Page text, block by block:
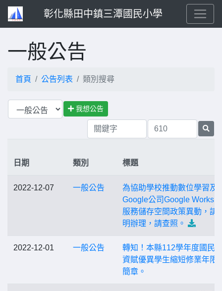
彰化縣田中鎮三潭國民小學
一般公告
首頁 公告列表 類別搜尋
我想公告
日期 類別 標題
2022-12-07 一般公告
為協助學校推動數位學習及
Google公司Google
服務儲存空間政策異動，請
明辦理，請查照。
2022-12-01 一般公告
轉知！本縣112學年度國民
資賦優異學生縮短修業年限
簡章。